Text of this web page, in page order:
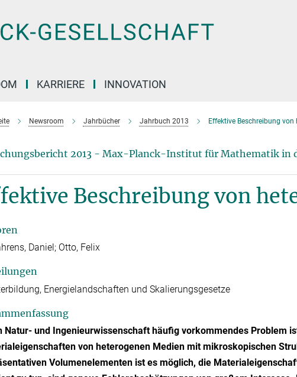
KARRIERE INNOVATION
Newsroom Jahrbücher Jahrbuch 2013 Effektive Beschreibung von
2013 - Max-Planck-Institut für Mathematik in
Beschreibung von
Daniel; Otto, Felix
Energielandschaften und Skalierungsgesetze
Natur- und Ingenieurwissenschaft häufig vorkommendes Problem
von heterogenen Medien mit mikroskopischen
Volumenelementen ist es möglich, die